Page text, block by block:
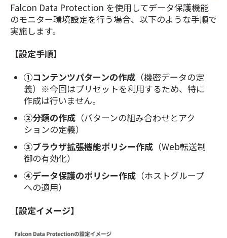
Falcon Data Protection を使用してデータ保護機能
のモニター環境設定を行う場合、以下のような手順で
実施します。
【設定手順】
①コンテンツパターンの作成 （機密データの定
義）※今回はプリセットを利用するため、特に
作成は行いません。
②分類の作成 （パターンの組み合わせとアク
ションの定義）
③ブラウザ拡張機能ポリシー作成 （Web転送制
御の有効化）
④データ保護のポリシー作成 （ホストグループ
への適用）
【設定イメージ】